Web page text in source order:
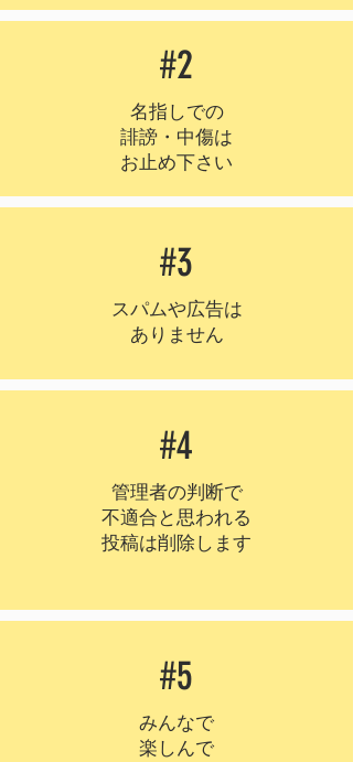
#2
名指しでの
誹謗・中傷は
​お止め下さい
#3
スパムや広告は
ありません
#4
管理者の判断で
不適合と思われる
投稿は削除します
#5
みんなで
楽しんで